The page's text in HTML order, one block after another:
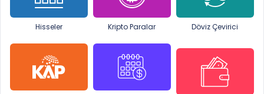
Hisseler Kripto Paralar Döviz Çevirici